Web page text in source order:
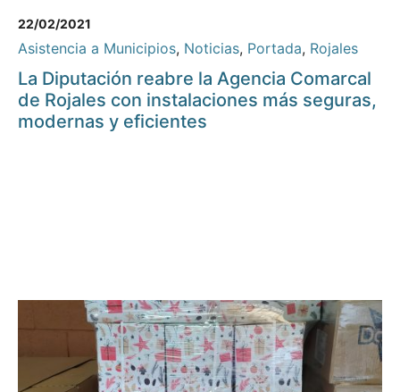
22/02/2021
Asistencia a Municipios, Noticias, Portada, Rojales
La Diputación reabre la Agencia Comarcal
de Rojales con instalaciones más seguras,
modernas y eficientes